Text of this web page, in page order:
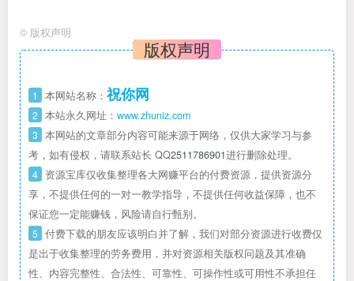
© 版权声明
版权声明
1 本网站名称： 祝你网
2 本站永久网址： www.zhuniz.com
3 本网站的文章部分内容可能来源于网络，仅供大家学习与参
考，如有侵权，请联系站长 QQ2511786901进行删除处理。
4 资源宝库仅收集整理各大网赚平台的付费资源，提供资源分
享，不提供任何的一对一教学指导，不提供任何收益保障，也不
保证您一定能赚钱，风险请自行甄别。
5 付费下载的朋友应该明白并了解，我们对部分资源进行收费仅
是出于收集整理的劳务费用，并对资源相关版权问题及其准确
性、内容完整性、合法性、可靠性、可操作性或可用性不承担任